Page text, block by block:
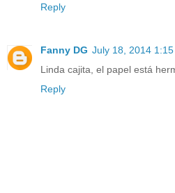
Reply
Fanny DG July 18, 2014 1:15
Linda cajita, el papel está
Reply